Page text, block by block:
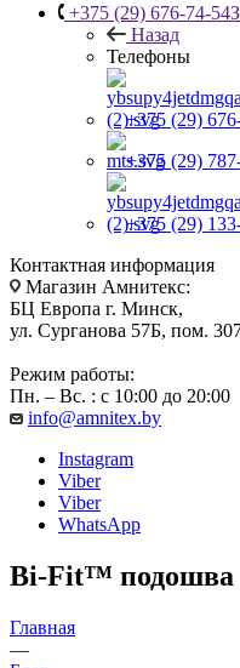
+375 (29) 676-74-54
Назад
Телефоны
+375 (29)
+375 (29)
+375 (29)
Контактная информация
Магазин Амнитекс:
БЦ Европа г. Минск,
ул. Сурганова 57Б, пом.
Режим работы:
Пн. – Вс. : с 10:00 до 20:00
info@amnitex.by
Instagram
Viber
Viber
WhatsApp
Bi-Fit™ подошва
Главная
—